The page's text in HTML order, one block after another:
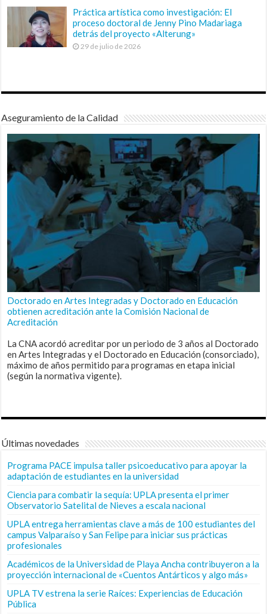
Práctica artística como investigación: El
proceso doctoral de Jenny Pino Madariaga
detrás del proyecto «Alterung»
29 de julio de 2026
Aseguramiento de la Calidad
Doctorado en Artes Integradas y Doctorado en Educación
obtienen acreditación ante la Comisión Nacional de
Acreditación
La CNA acordó acreditar por un periodo de 3 años al Doctorado
en Artes Integradas y el Doctorado en Educación (consorciado),
máximo de años permitido para programas en etapa inicial
(según la normativa vigente).
Últimas novedades
Programa PACE impulsa taller psicoeducativo para apoyar la
adaptación de estudiantes en la universidad
Ciencia para combatir la sequía: UPLA presenta el primer
Observatorio Satelital de Nieves a escala nacional
UPLA entrega herramientas clave a más de 100 estudiantes del
campus Valparaíso y San Felipe para iniciar sus prácticas
profesionales
Académicos de la Universidad de Playa Ancha contribuyeron a la
proyección internacional de «Cuentos Antárticos y algo más»
UPLA TV estrena la serie Raíces: Experiencias de Educación
Pública